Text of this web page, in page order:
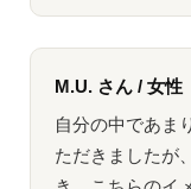
M.U. さん / 女性
自分の中であま
ただきましたが